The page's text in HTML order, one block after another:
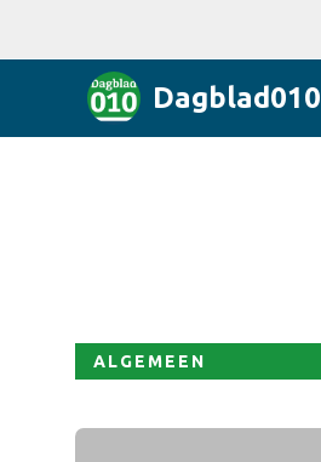
Dagblad010
ALGEMEEN